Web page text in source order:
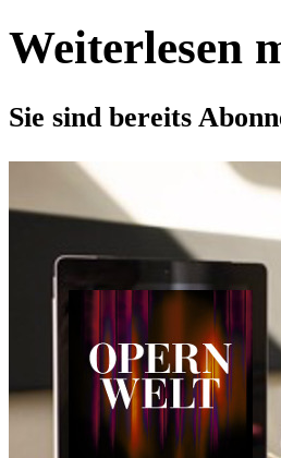
Weiterlesen
Sie sind bereits